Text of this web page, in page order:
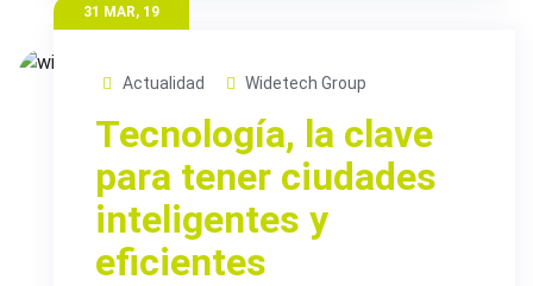
31 MAR, 19
Actualidad Widetech Group
Tecnología, la clave
para tener ciudades
inteligentes y
eficientes